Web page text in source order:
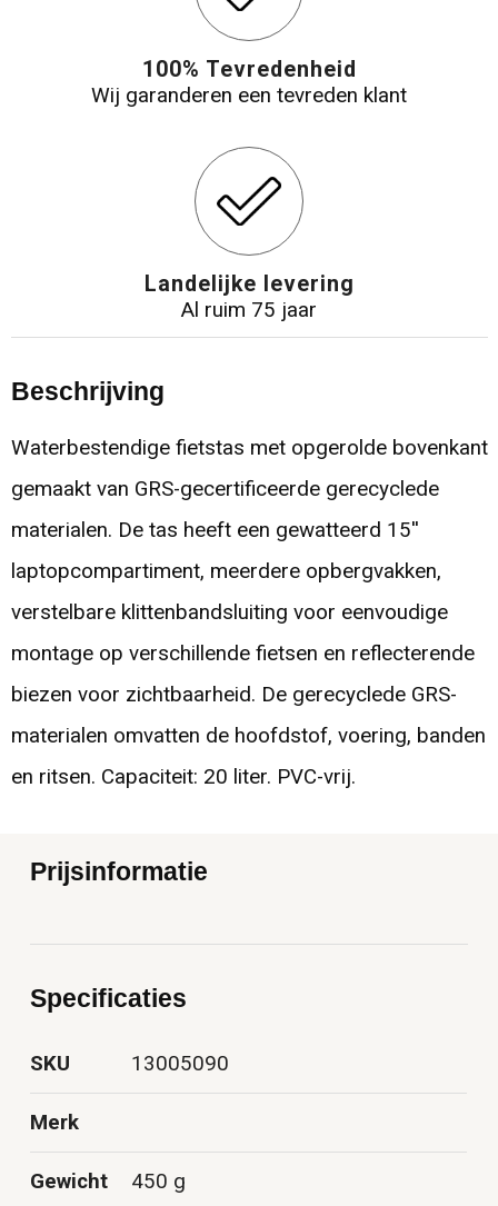
100% Tevredenheid
Wij garanderen een tevreden klant
Landelijke levering
Al ruim 75 jaar
Beschrijving
Waterbestendige fietstas met opgerolde bovenkant
gemaakt van GRS-gecertificeerde gerecyclede
materialen. De tas heeft een gewatteerd 15''
laptopcompartiment, meerdere opbergvakken,
verstelbare klittenbandsluiting voor eenvoudige
montage op verschillende fietsen en reflecterende
biezen voor zichtbaarheid. De gerecyclede GRS-
materialen omvatten de hoofdstof, voering, banden
en ritsen. Capaciteit: 20 liter. PVC-vrij.
Prijsinformatie
Specificaties
SKU 13005090
Merk
Gewicht 450 g